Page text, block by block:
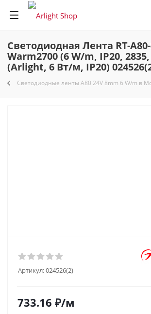
Светодиодная Лента RT-
Warm2700 (6 W/m, IP20,
(Arlight, 6 Вт/м, IP20)
Светодиодные ленты A80 24V 8mm 6 W/m в
Артикул:024526(2)
733.16 ₽/м